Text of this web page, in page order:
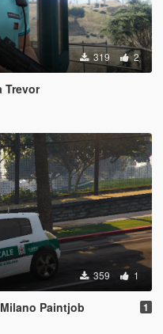
319 2
Trevor
359 1
Paintjob 1